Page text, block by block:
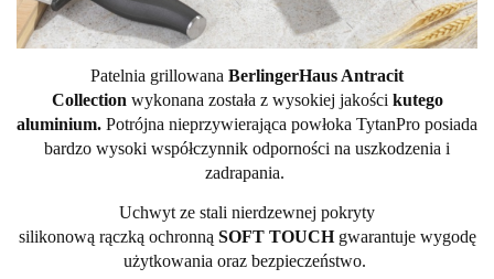
Patelnia grillowana BerlingerHaus Antracit
Collection wykonana została z wysokiej jakości kutego
aluminium. Potrójna nieprzywierająca powłoka TytanPro posiada
bardzo wysoki współczynnik odporności na uszkodzenia i
zadrapania.
Uchwyt ze stali nierdzewnej pokryty
silikonową rączką ochronną SOFT TOUCHgwarantuje wygodę
użytkowania oraz bezpieczeństwo.